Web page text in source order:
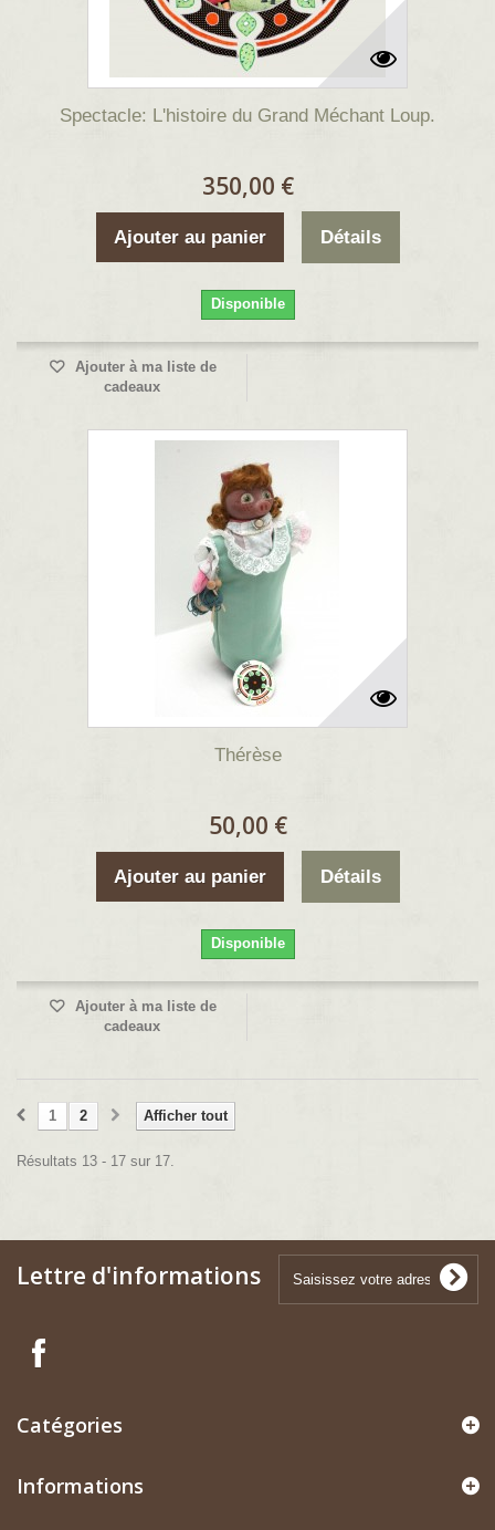
Spectacle: L'histoire du Grand Méchant Loup.
350,00 €
Ajouter au panier Détails
Disponible
Ajouter à ma liste de
cadeaux
Thérèse
50,00 €
Ajouter au panier Détails
Disponible
Ajouter à ma liste de
cadeaux
Afficher tout
1 2
Résultats 13 - 17 sur 17.
Lettre d'informations
Catégories
Informations